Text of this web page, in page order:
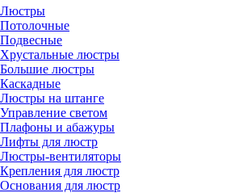
Люстры
Потолочные
Подвесные
Хрустальные люстры
Большие люстры
Каскадные
Люстры на штанге
Управление светом
Плафоны и абажуры
Лифты для люстр
Люстры-вентиляторы
Крепления для люстр
Основания для люстр